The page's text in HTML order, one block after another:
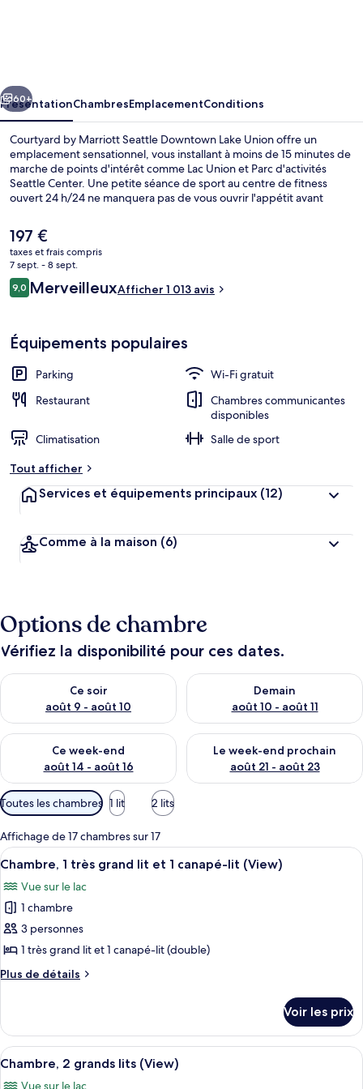
Downtown
Lake
Union
Suivant
60+
PrésentationChambresEmplacementConditions
Courtyard by Marriott Seattle Downtown Lake Union offre un
emplacement sensationnel, vous installant à moins de 15 minutes de
marche de points d'intérêt comme Lac Union et Parc d'activités
Seattle Center. Une petite séance de sport au centre de fitness
ouvert 24 h/24 ne manquera pas de vous ouvrir l'appétit avant
Bistro. Au menu des petits plus offerts sur place, on trouve un bar /
salon et un snack-bar/une épicerie fine. Sympa non ? Le personnel
attentionné et l'emplacement remportent un franc succès auprès
des autres voyageurs. Les transports publics se situent à une courte
distance à pied : Station de métro Lake Union Park est à 6 min et
Station de métro Westlake Mercer St, à 6 min.
Le
prix
actuel
est
de
197 €
taxes et frais compris
7 sept. - 8 sept.
Avis
voyageurs
9,09,0 sur 10
MerveilleuxAfficher 1 013 avis
Équipements populaires
Parking
Wi-Fi gratuit
Restaurant
Chambres communicantes
disponibles
Climatisation
Salle de sport
Tout afficher
Services et équipements principaux (12)
Comme à la maison (6)
Options de chambre
Vérifiez la disponibilité pour ces dates.
Ce soir
août 9 - août 10
Vérifier la disponibilité pour ce soir août 9 - août 10
Demain
août 10 - août 11
Vérifier la disponibilité pour
Ce week-end
août 14 - août 16
Vérifier la disponibilité pour ce week-end août 14 - août 16
Le week-end prochain
août 21 - août 23
Vérifier la disponibilité pour
Filtres
disponibles
pour
les
chambres
Toutes les chambres 1 lit 2 lits
Affichage de 17 chambres sur 17
Afficher
toutes
les
photos
pour
ce
type
de
Chambre,
très
grand
Une chambre d’hôtel avec un
5
Chambre, 1 très grand lit et 1 canapé-lit (View)
Vue sur le lac
1 chambre
3 personnes
1 très grand lit et 1 canapé-lit (double)
Plus de détails
Plus
le
type
de
Voir les prix
Afficher
toutes
Une chambre d’hôtel avec deux
6
Chambre, 2 grands lits (View)
Vue sur le lac